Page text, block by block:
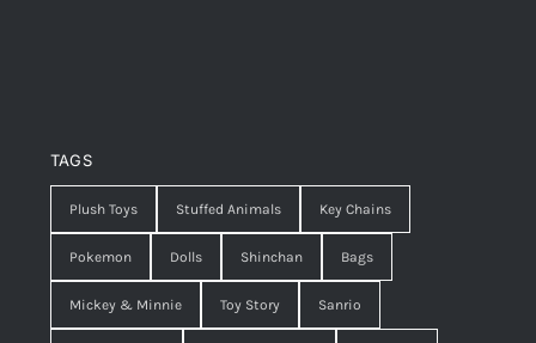
TAGS
Plush Toys Stuffed Animals Key Chains
Pokemon Dolls Shinchan Bags
Mickey & Minnie Toy Story Sanrio